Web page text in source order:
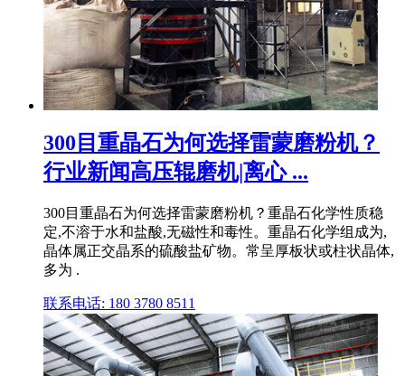
300目重晶石为何选择雷蒙磨粉机？
行业新闻高压辊磨机|离心 ...
300目重晶石为何选择雷蒙磨粉机？重晶石化学性质稳
定,不溶于水和盐酸,无磁性和毒性。重晶石化学组成为,
晶体属正交晶系的硫酸盐矿物。常呈厚板状或柱状晶体,
多为 .
联系电话: 180 3780 8511